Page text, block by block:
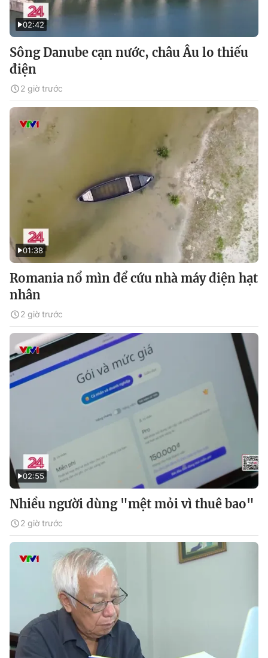
02:42
Sông Danube cạn nước, châu Âu lo thiếu
điện
2 giờ trước
01:38
Romania nổ mìn để cứu nhà máy điện hạt
nhân
2 giờ trước
02:55
Nhiều người dùng "mệt mỏi vì thuê bao"
2 giờ trước